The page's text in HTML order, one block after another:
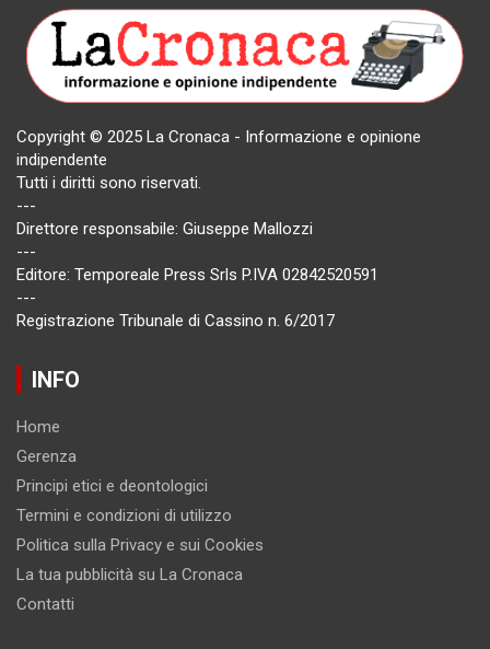
Copyright © 2025 La Cronaca - Informazione e opinione
indipendente
Tutti i diritti sono riservati.
---
Direttore responsabile: Giuseppe Mallozzi
---
Editore: Temporeale Press Srls P.IVA 02842520591
---
Registrazione Tribunale di Cassino n. 6/2017
INFO
Home
Gerenza
Principi etici e deontologici
Termini e condizioni di utilizzo
Politica sulla Privacy e sui Cookies
La tua pubblicità su La Cronaca
Contatti